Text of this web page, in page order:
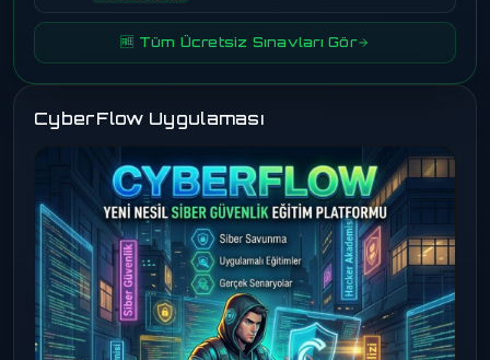
🆓 Tüm Ücretsiz Sınavları Gör
CyberFlow Uygulaması